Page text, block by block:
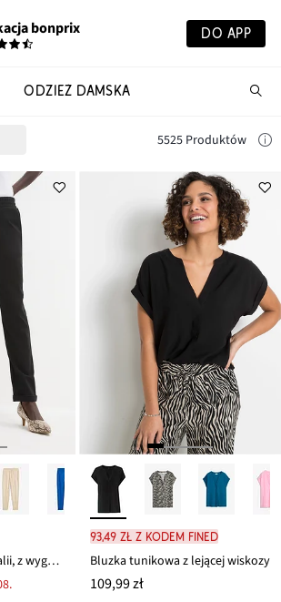
bonprix DO APP
ODZIEŻ DAMSKA
5525 Produktów
Spodnie z gumką w talii, z wygodnego materiału punto di roma
93,49 zł z kodem FINED
Bluzka tunikowa z lejącej wiskozy
109,99 zł